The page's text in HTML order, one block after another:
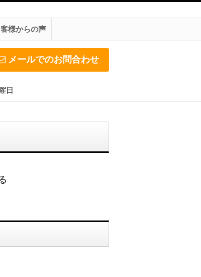
様からの声
メールでのお問合わせ
日